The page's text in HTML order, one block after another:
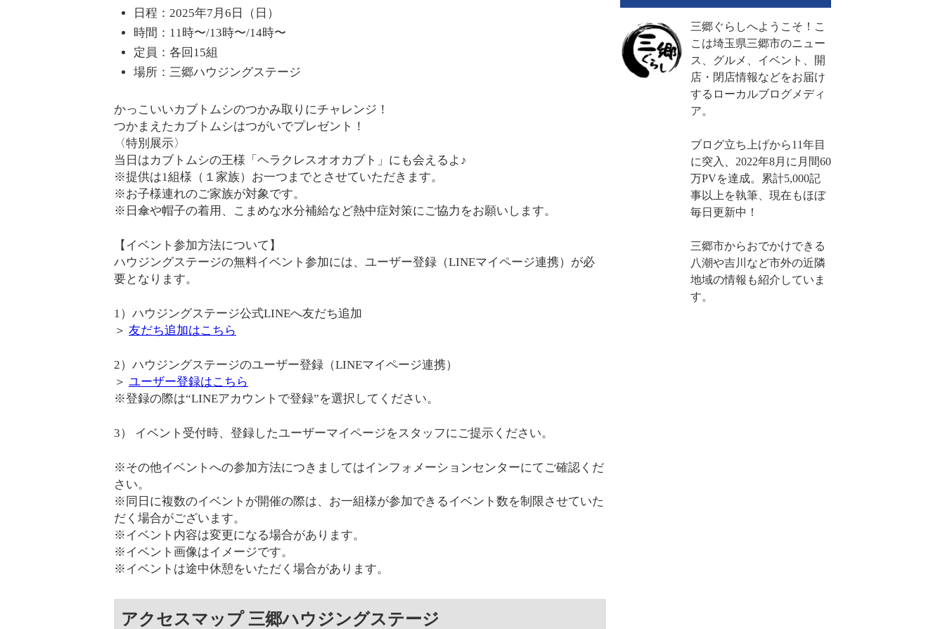
日程：2025年7月6日（日）
時間：11時〜/13時〜/14時〜
定員：各回15組
場所：三郷ハウジングステージ
かっこいいカブトムシのつかみ取りにチャレンジ！
つかまえたカブトムシはつがいでプレゼント！
〈特別展示〉
当日はカブトムシの王様「ヘラクレスオオカブト」にも会えるよ♪
※提供は1組様（１家族）お一つまでとさせていただきます。
※お子様連れのご家族が対象です。
※日傘や帽子の着用、こまめな水分補給など熱中症対策にご協力をお願いします。
【イベント参加方法について】
ハウジングステージの無料イベント参加には、ユーザー登録（LINEマイページ連携）が必
要となります。
1）ハウジングステージ公式LINEへ友だち追加
＞ 友だち追加はこちら
2）ハウジングステージのユーザー登録（LINEマイページ連携）
＞ ユーザー登録はこちら
※登録の際は“LINEアカウントで登録”を選択してください。
3） イベント受付時、登録したユーザーマイページをスタッフにご提示ください。
※その他イベントへの参加方法につきましてはインフォメーションセンターにてご確認くだ
さい。
※同日に複数のイベントが開催の際は、お一組様が参加できるイベント数を制限させていた
だく場合がございます。
※イベント内容は変更になる場合があります。
※イベント画像はイメージです。
※イベントは途中休憩をいただく場合があります。
アクセスマップ 三郷ハウジングステージ
三郷ぐらしへようこそ！こ
こは埼玉県三郷市のニュー
ス、グルメ、イベント、開
店・閉店情報などをお届け
するローカルブログメディ
ア。
ブログ立ち上げから11年目
に突入、2022年8月に月間60
万PVを達成。累計5,000記
事以上を執筆、現在もほぼ
毎日更新中！
三郷市からおでかけできる
八潮や吉川など市外の近隣
地域の情報も紹介していま
す。